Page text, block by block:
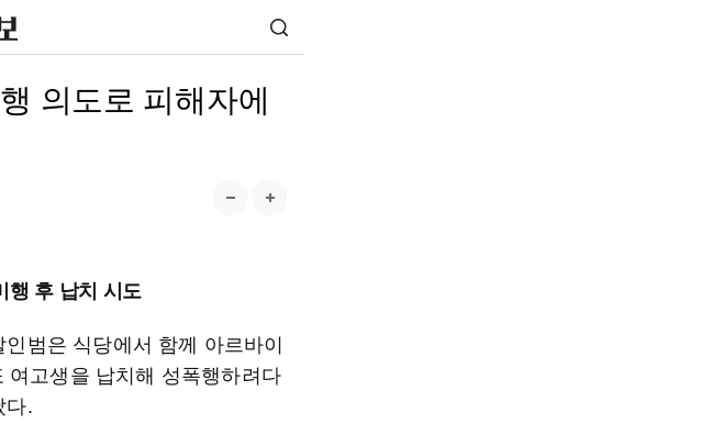
의도로 피해자에
후 납치 시도
범은 식당에서 함께 아르바이
고생을 납치해 성폭행하려다
다.